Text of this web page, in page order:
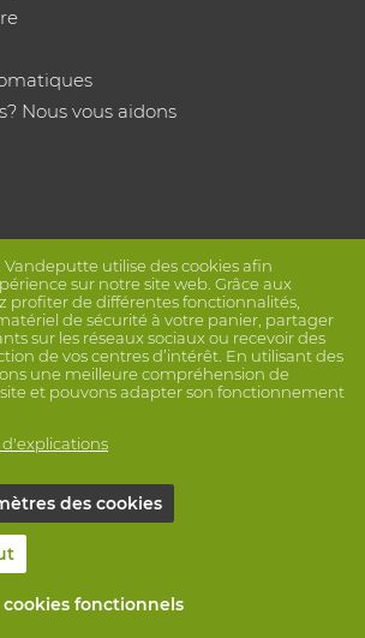
Vandeputte utilise des cookies afin
sur notre site web. Grâce aux
profiter de différentes fonctionnalités,
de sécurité à votre panier, partager
sur les réseaux sociaux ou recevoir des
de vos centres d’intérêt. En utilisant des
une meilleure compréhension de
et pouvons adapter son fonctionnement
des cookies
fonctionnels
Nous vous aidons
de session